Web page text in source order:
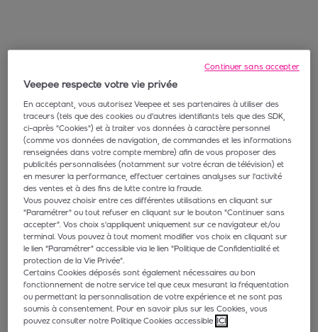
Veepee respecte votre vie privée
En acceptant, vous autorisez Veepee et ses partenaires à utiliser des
traceurs (tels que des cookies ou d'autres identifiants tels que des SDK,
ci-après "Cookies") et à traiter vos données à caractère personnel
(comme vos données de navigation, de commandes et les informations
renseignées dans votre compte membre) afin de vous proposer des
publicités personnalisées (notamment sur votre écran de télévision) et
en mesurer la performance, effectuer certaines analyses sur l'activité
des ventes et à des fins de lutte contre la fraude.
Vous pouvez choisir entre ces différentes utilisations en cliquant sur
"Paramétrer" ou tout refuser en cliquant sur le bouton "Continuer sans
accepter". Vos choix s'appliquent uniquement sur ce navigateur et/ou
terminal. Vous pouvez à tout moment modifier vos choix en cliquant sur
le lien “Paramétrer” accessible via le lien "Politique de Confidentialité et
protection de la Vie Privée".
Certains Cookies déposés sont également nécessaires au bon
fonctionnement de notre service tel que ceux mesurant la fréquentation
ou permettant la personnalisation de votre expérience et ne sont pas
soumis à consentement. Pour en savoir plus sur les Cookies, vous
pouvez consulter notre Politique Cookies accessible ICI
Continuer sans accepter